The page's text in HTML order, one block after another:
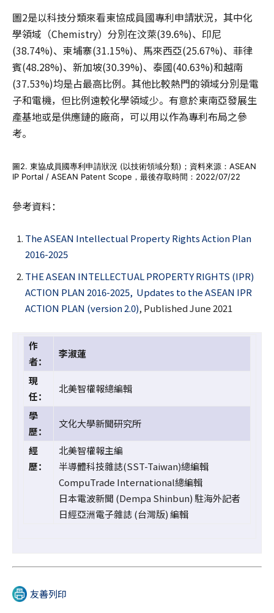
圖2是以科技分類來看東協成員國專利申請狀況，其中化
學領域（Chemistry）分別在汶萊(39.6%)、印尼
(38.74%)、柬埔寨(31.15%)、馬來西亞(25.67%)、菲律
賓(48.28%)、新加坡(30.39%)、泰國(40.63%)和越南
(37.53%)均是占最高比例。其他比較熱門的領域分別是電
子和電機，但比例遠較化學領域少。有意於東南亞發展生
產基地或是供應鏈的廠商，可以用以作為專利布局之參
考。
圖2. 東協成員國專利申請狀況 (以技術領域分類)；資料來源：ASEAN
IP Portal / ASEAN Patent Scope，最後存取時間：2022/07/22
參考資料：
The ASEAN Intellectual Property Rights Action Plan
2016-2025
THE ASEAN INTELLECTUAL PROPERTY RIGHTS (IPR)
ACTION PLAN 2016-2025, Updates to the ASEAN IPR
ACTION PLAN (version 2.0), Published June 2021
作
者：
李淑蓮
現
任：
北美智權報總編輯
學
歷：
文化大學新聞研究所
經
歷：
北美智權報主編
半導體科技雜誌(SST-Taiwan)總編輯
CompuTrade International總編輯
日本電波新聞 (Dempa Shinbun) 駐海外記者
日經亞洲電子雜誌 (台灣版) 編輯
友善列印